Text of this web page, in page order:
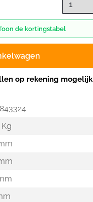
de kortingstabel
op rekening mogelijk